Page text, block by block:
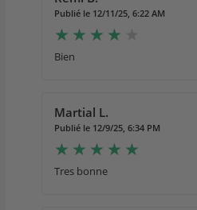
Publié le 12/11/25, 6:22 AM
Bien
Martial L.
Publié le 12/9/25, 6:34 PM
Tres bonne